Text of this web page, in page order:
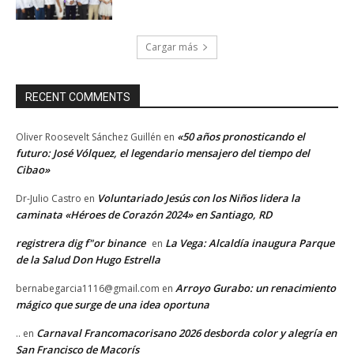
Cargar más
RECENT COMMENTS
Oliver Roosevelt Sánchez Guillén en «50 años pronosticando el
futuro: José Vólquez, el legendario mensajero del tiempo del
Cibao»
Dr-Julio Castro en Voluntariado Jesús con los Niños lidera la
caminata «Héroes de Corazón 2024» en Santiago, RD
registrera dig f"or binance en La Vega: Alcaldía inaugura Parque
de la Salud Don Hugo Estrella
bernabegarcia1116@gmail.com en Arroyo Gurabo: un renacimiento
mágico que surge de una idea oportuna
.. en Carnaval Francomacorisano 2026 desborda color y alegría en
San Francisco de Macorís